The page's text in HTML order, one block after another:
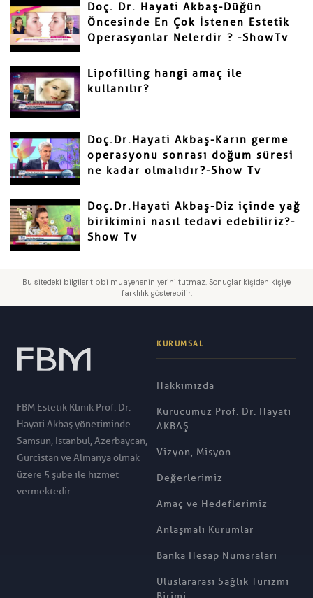
Doç. Dr. Hayati Akbaş-Düğün
Öncesinde En Çok İstenen Estetik
Operasyonlar Nelerdir ? -ShowTv
Lipofilling hangi amaç ile
kullanılır?
Doç.Dr.Hayati Akbaş-Karın germe
operasyonu sonrası doğum süresi
ne kadar olmalıdır?-Show Tv
Doç.Dr.Hayati Akbaş-Diz içinde yağ
birikimini nasıl tedavi edebiliriz?-
Show Tv
Bu sitedeki bilgiler tıbbi muayenenin yerini tutmaz. Sonuçlar kişiden kişiye
farklılık gösterebilir.
FBM Estetik Klinik Prof. Dr.
Hayati Akbaş yönetiminde
Samsun, Istanbul, Azerbaycan,
Gürcistan ve Almanya olmak
üzere 5 şube ile hizmet
vermektedir.
KURUMSAL
Hakkımızda
Kurucumuz Prof. Dr. Hayati
AKBAŞ
Vizyon, Misyon
Değerlerimiz
Amaç ve Hedeflerimiz
Anlaşmalı Kurumlar
Banka Hesap Numaraları
Uluslararası Sağlık Turizmi